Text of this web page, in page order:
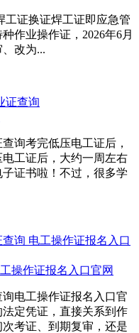
工证换证焊工证即应急管
作业操作证，2026年6月
改为...
询考完低压电工证后，
工证后，大约一周左右
证书啦！不过，很多学
操作证报名入口官网
电工操作证报名入口官
定凭证，直接关系到作
考证、到期复审，还是